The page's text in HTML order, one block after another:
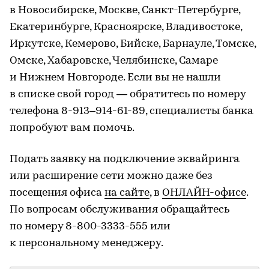
в Новосибирске, Москве, Санкт-Петербурге,
Екатеринбурге, Красноярске, Владивостоке,
Иркутске, Кемерово, Бийске, Барнауле, Томске,
Омске, Хабаровске, Челябинске, Самаре
и Нижнем Новгороде. Если вы не нашли
в списке свой город — обратитесь по номеру
телефона 8-913–914-61-89, специалисты банка
попробуют вам помочь.
Подать заявку на подключение эквайринга
или расширение сети можно даже без
посещения офиса на сайте, в ОНЛАЙН-офисе.
По вопросам обслуживания обращайтесь
по номеру 8-800-3333-555 или
к персональному менеджеру.